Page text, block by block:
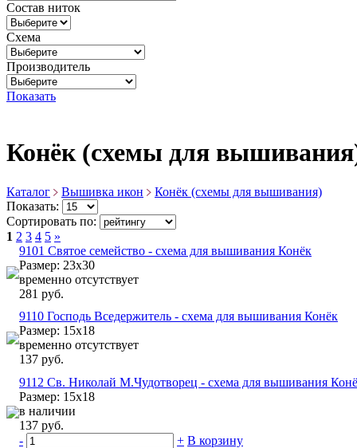
Состав ниток
Схема
Производитель
Показать
Конёк (схемы для
Каталог Вышивка икон
Конёк (схемы для вышивания)
Показать:
Сортировать по:
1 2 3 4 5 »
9101 Святое семейство - схема для вышивания Конёк
Размер: 23х30
временно отсутствует
281 руб.
9110 Господь Вседержитель - схема для вышивания Конёк
Размер: 15х18
временно отсутствует
137 руб.
9112 Св. Николай М.Чудотворец - схема для вышивания
Размер: 15х18
в наличии
137 руб.
-
+ В корзину